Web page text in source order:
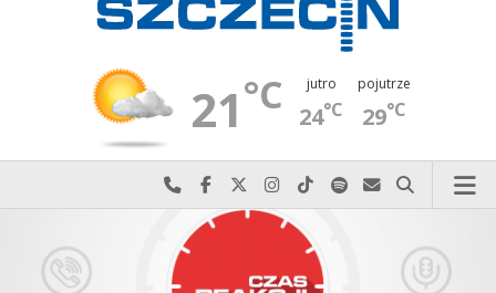
21°C jutro
24°C
pojutrze
29°C
Najlepiej po prostu do nas zadzwoń
Odwiedź nas na Facebook-u
Odwiedź nas na X
Odwiedź nas na Instagram-ie
Odwiedź nas na TikTok-u
Szukaj nas na Spotify
Wyślij do nas
Szukaj